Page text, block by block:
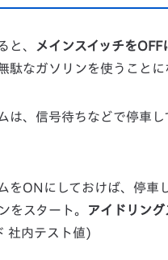
と、 メインスイッチをOFF
駄なガソリンを使うことに
は、信号待ちなどで停車し
をONにしておけば、停
をスタート。
アイドリン
社内テスト値)